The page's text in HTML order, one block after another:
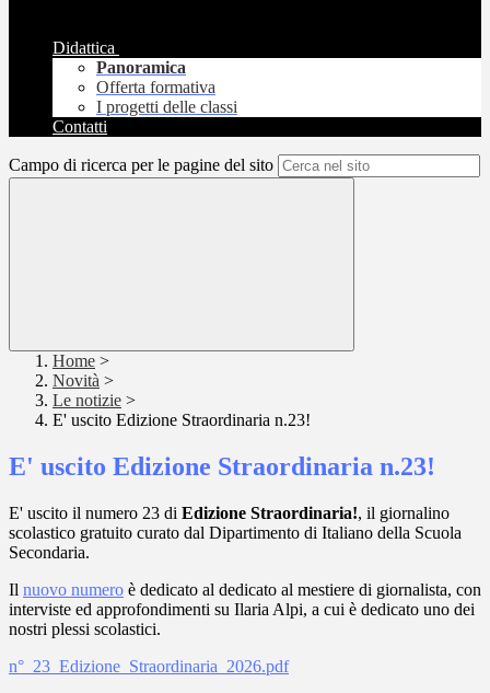
Didattica
Panoramica
Offerta formativa
I progetti delle classi
Contatti
Campo di ricerca per le pagine del sito
Home >
Novità >
Le notizie >
E' uscito Edizione Straordinaria n.23!
E' uscito Edizione Straordinaria n.23!
E' uscito il numero 23 di Edizione Straordinaria!, il giornalino
scolastico gratuito curato dal Dipartimento di Italiano della Scuola
Secondaria.
Il nuovo numero è dedicato al dedicato al mestiere di giornalista, con
interviste ed approfondimenti su Ilaria Alpi, a cui è dedicato uno dei
nostri plessi scolastici.
n°_23_Edizione_Straordinaria_2026.pdf